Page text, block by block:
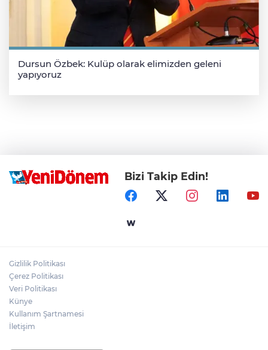
Dursun Özbek: Kulüp olarak elimizden geleni
yapıyoruz
Bizi Takip Edin!
Gizlilik Politikası
Çerez Politikası
Veri Politikası
Künye
Kullanım Şartnamesi
İletişim